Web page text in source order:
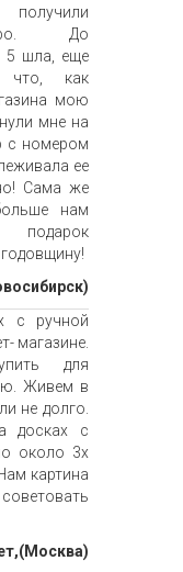
До
5 шла, еще
что, как
мою
мне на
с номером
ее
Сама же
нам
подарок
с ручной
магазине.
для
Живем в
не долго.
досках с
около 3х
картина